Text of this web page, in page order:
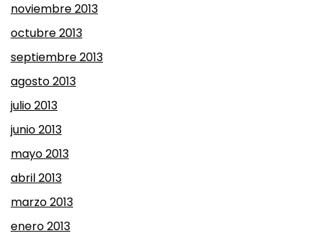
noviembre 2013
octubre 2013
septiembre 2013
agosto 2013
julio 2013
junio 2013
mayo 2013
abril 2013
marzo 2013
enero 2013